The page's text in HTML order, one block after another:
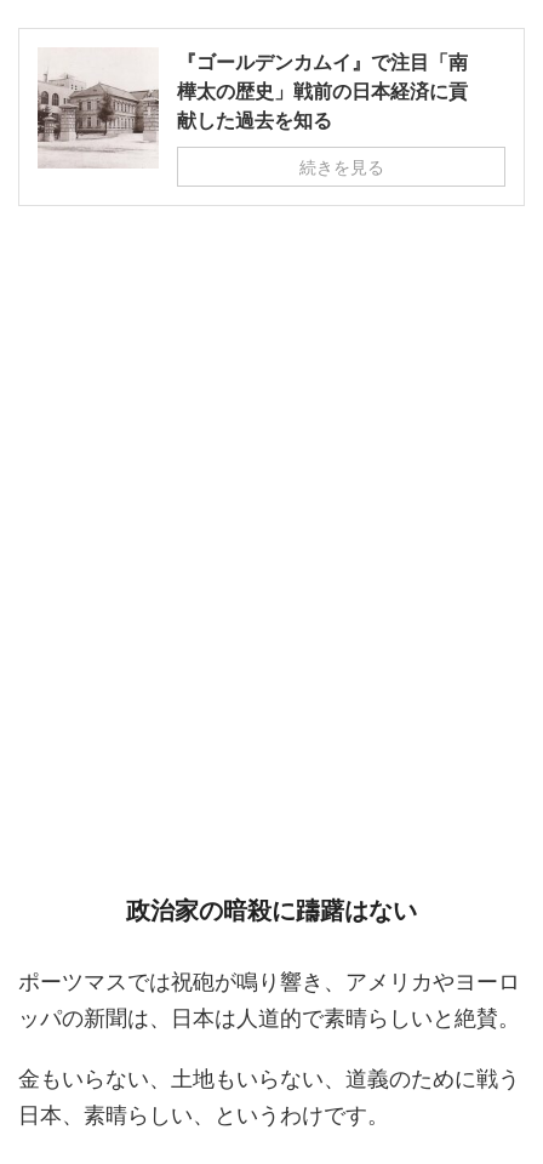
『ゴールデンカムイ』で注目「南
樺太の歴史」戦前の日本経済に貢
献した過去を知る
続きを見る
政治家の暗殺に躊躇はない
ポーツマスでは祝砲が鳴り響き、アメリカやヨーロ
ッパの新聞は、日本は人道的で素晴らしいと絶賛。
金もいらない、土地もいらない、道義のために戦う
日本、素晴らしい、というわけです。